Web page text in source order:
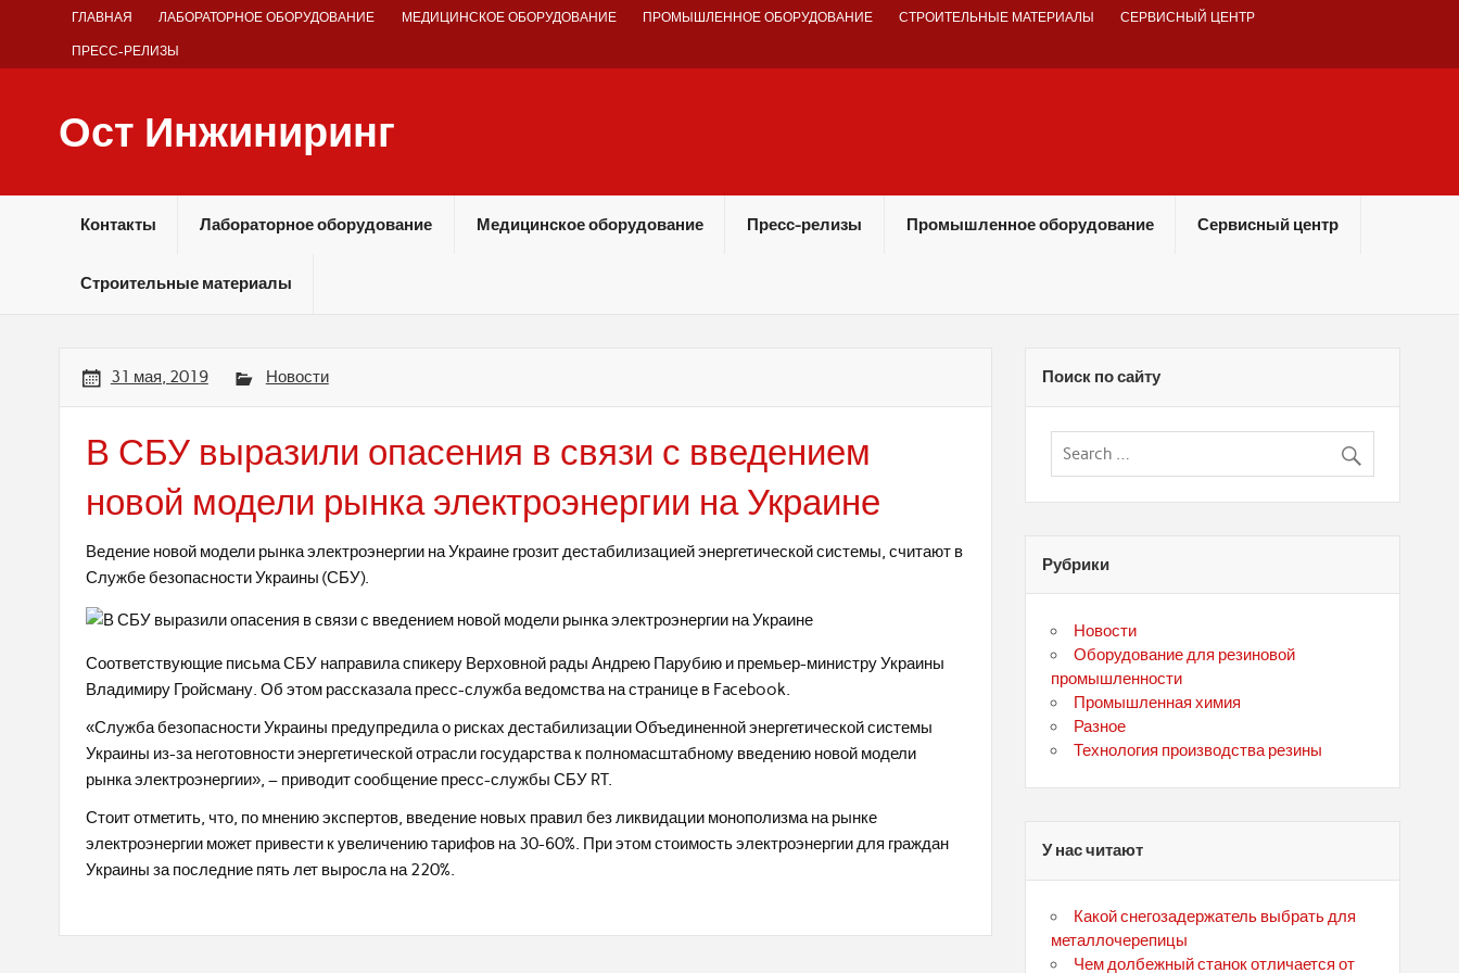
ГЛАВНАЯ ЛАБОРАТОРНОЕ ОБОРУДОВАНИЕ МЕДИЦИНСКОЕ ОБОРУДОВАНИЕ ПРОМЫШЛЕННОЕ ОБОРУДОВАНИЕ СТРОИТЕЛЬНЫЕ МАТЕРИАЛЫ СЕРВИСНЫЙ ЦЕНТР
ПРЕСС-РЕЛИЗЫ
Ост Инжиниринг
Контакты Лабораторное оборудование Медицинское оборудование Пресс-релизы Промышленное оборудование Сервисный центр
Строительные материалы
31 мая, 2019 Новости
В СБУ выразили опасения в связи с введением
новой модели рынка электроэнергии на Украине
Ведение новой модели рынка электроэнергии на Украине грозит дестабилизацией энергетической системы, считают в
Службе безопасности Украины (СБУ).
Соответствующие письма СБУ направила спикеру Верховной рады Андрею Парубию и премьер-министру Украины
Владимиру Гройсману. Об этом рассказала пресс-служба ведомства на странице в Facebook.
«Служба безопасности Украины предупредила о рисках дестабилизации Объединенной энергетической системы
Украины из-за неготовности энергетической отрасли государства к полномасштабному введению новой модели
рынка электроэнергии», – приводит сообщение пресс-службы СБУ RT.
Стоит отметить, что, по мнению экспертов, введение новых правил без ликвидации монополизма на рынке
электроэнергии может привести к увеличению тарифов на 30-60%. При этом стоимость электроэнергии для граждан
Украины за последние пять лет выросла на 220%.
Поиск по сайту
Рубрики
Новости
Оборудование для резиновой
промышленности
Промышленная химия
Разное
Технология производства резины
У нас читают
Какой снегозадержатель выбрать для
металлочерепицы
Чем долбежный станок отличается от